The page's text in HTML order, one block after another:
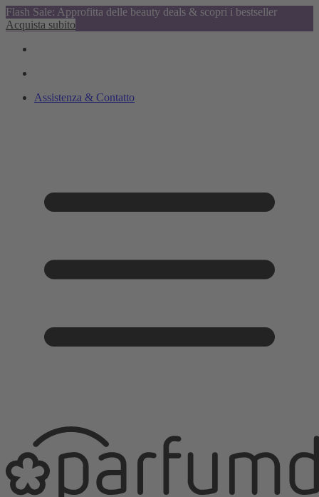
Flash Sale: Approfitta delle beauty deals & scopri i bestseller
Acquista subito
Assistenza & Contatto